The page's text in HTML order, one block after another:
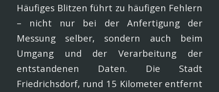
Häufiges Blitzen führt zu häufigen Fehlern
– nicht nur bei der Anfertigung der
Messung selber, sondern auch beim
Umgang und der Verarbeitung der
entstandenen Daten. Die Stadt
Friedrichsdorf, rund 15 Kilometer entfernt